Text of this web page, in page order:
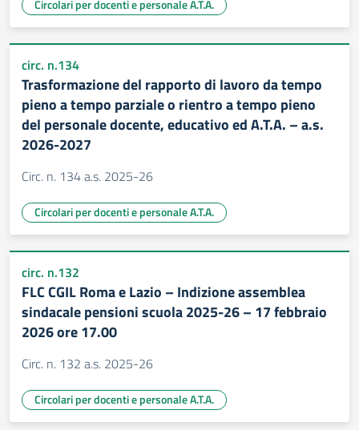
Circolari per docenti e personale A.T.A.
circ. n.134
Trasformazione del rapporto di lavoro da tempo
pieno a tempo parziale o rientro a tempo pieno
del personale docente, educativo ed A.T.A. – a.s.
2026-2027
Circ. n. 134 a.s. 2025-26
Circolari per docenti e personale A.T.A.
circ. n.132
FLC CGIL Roma e Lazio – Indizione assemblea
sindacale pensioni scuola 2025-26 – 17 febbraio
2026 ore 17.00
Circ. n. 132 a.s. 2025-26
Circolari per docenti e personale A.T.A.